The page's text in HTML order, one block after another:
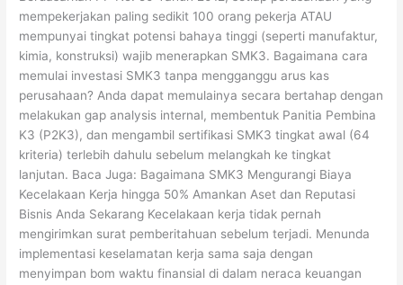
mempekerjakan paling sedikit 100 orang pekerja ATAU
mempunyai tingkat potensi bahaya tinggi (seperti manufaktur,
kimia, konstruksi) wajib menerapkan SMK3. Bagaimana cara
memulai investasi SMK3 tanpa mengganggu arus kas
perusahaan? Anda dapat memulainya secara bertahap dengan
melakukan gap analysis internal, membentuk Panitia Pembina
K3 (P2K3), dan mengambil sertifikasi SMK3 tingkat awal (64
kriteria) terlebih dahulu sebelum melangkah ke tingkat
lanjutan. Baca Juga: Bagaimana SMK3 Mengurangi Biaya
Kecelakaan Kerja hingga 50% Amankan Aset dan Reputasi
Bisnis Anda Sekarang Kecelakaan kerja tidak pernah
mengirimkan surat pemberitahuan sebelum terjadi. Menunda
implementasi keselamatan kerja sama saja dengan
menyimpan bom waktu finansial di dalam neraca keuangan